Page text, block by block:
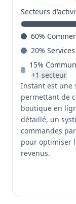
Secteurs
60%
20% Services
15%
+1 secteur
Instant est une
permettant de
boutique en
détaillé, un
commandes
pour optimiser
revenus.